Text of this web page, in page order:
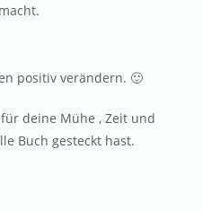
positiv verändern. 🙂
deine Mühe , Zeit und
Buch gesteckt hast.